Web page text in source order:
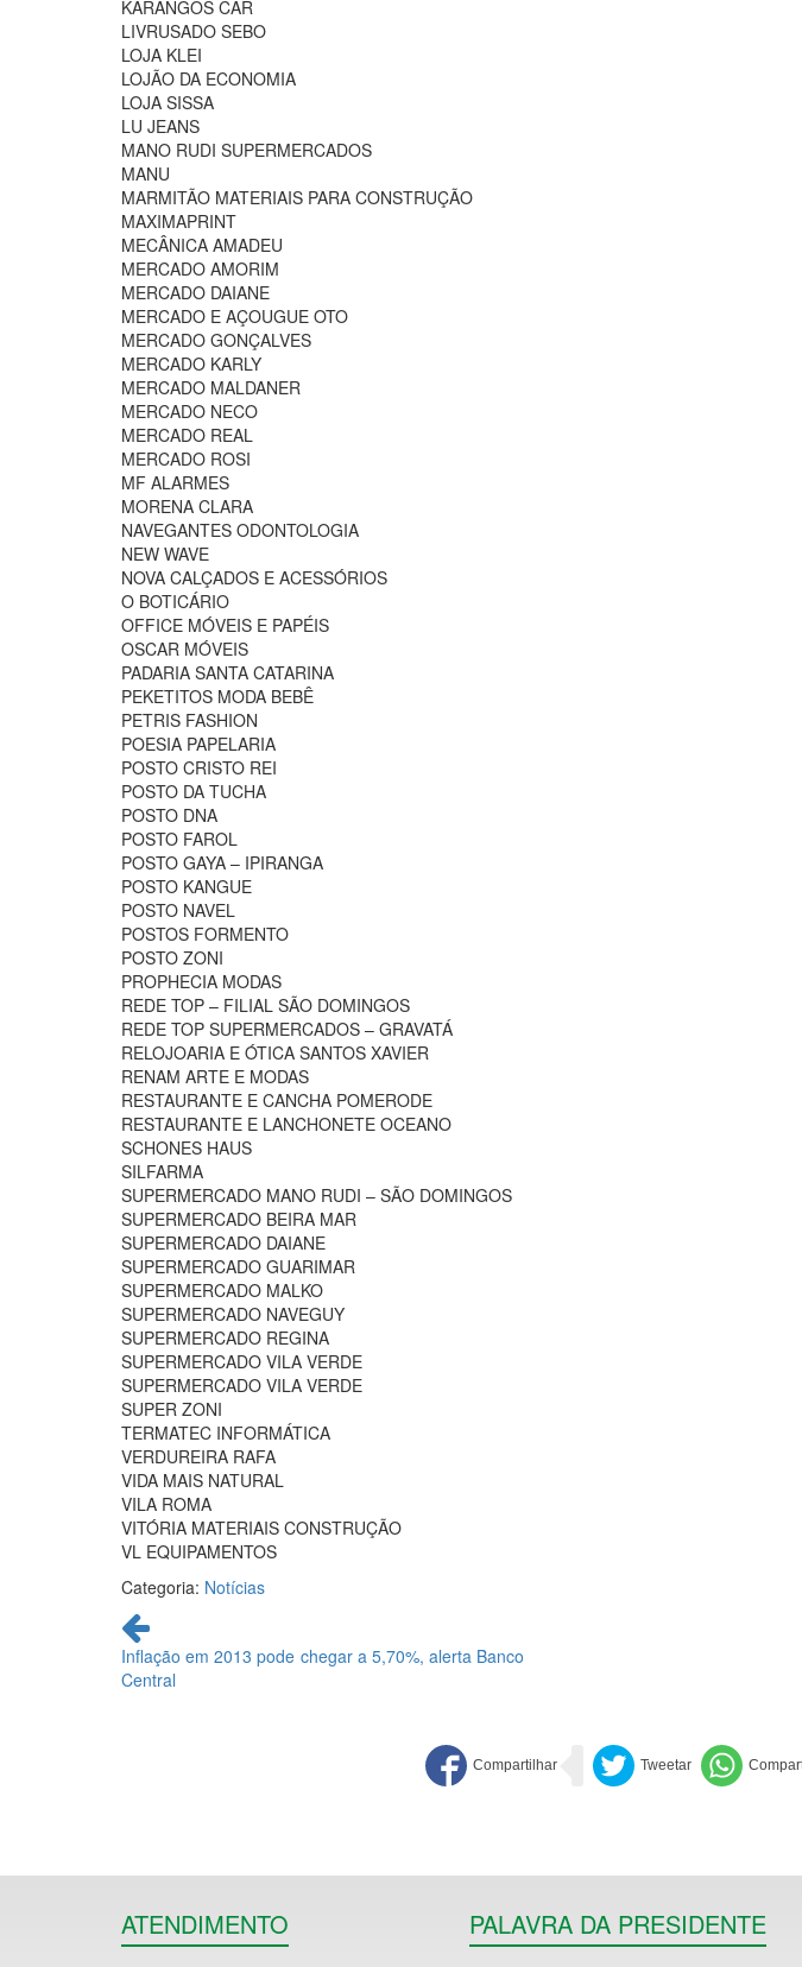
KARANGOS CAR
LIVRUSADO SEBO
LOJA KLEI
LOJÃO DA ECONOMIA
LOJA SISSA
LU JEANS
MANO RUDI SUPERMERCADOS
MANU
MARMITÃO MATERIAIS PARA CONSTRUÇÃO
MAXIMAPRINT
MECÂNICA AMADEU
MERCADO AMORIM
MERCADO DAIANE
MERCADO E AÇOUGUE OTO
MERCADO GONÇALVES
MERCADO KARLY
MERCADO MALDANER
MERCADO NECO
MERCADO REAL
MERCADO ROSI
MF ALARMES
MORENA CLARA
NAVEGANTES ODONTOLOGIA
NEW WAVE
NOVA CALÇADOS E ACESSÓRIOS
O BOTICÁRIO
OFFICE MÓVEIS E PAPÉIS
OSCAR MÓVEIS
PADARIA SANTA CATARINA
PEKETITOS MODA BEBÊ
PETRIS FASHION
POESIA PAPELARIA
POSTO CRISTO REI
POSTO DA TUCHA
POSTO DNA
POSTO FAROL
POSTO GAYA – IPIRANGA
POSTO KANGUE
POSTO NAVEL
POSTOS FORMENTO
POSTO ZONI
PROPHECIA MODAS
REDE TOP – FILIAL SÃO DOMINGOS
REDE TOP SUPERMERCADOS – GRAVATÁ
RELOJOARIA E ÓTICA SANTOS XAVIER
RENAM ARTE E MODAS
RESTAURANTE E CANCHA POMERODE
RESTAURANTE E LANCHONETE OCEANO
SCHONES HAUS
SILFARMA
SUPERMERCADO MANO RUDI – SÃO DOMINGOS
SUPERMERCADO BEIRA MAR
SUPERMERCADO DAIANE
SUPERMERCADO GUARIMAR
SUPERMERCADO MALKO
SUPERMERCADO NAVEGUY
SUPERMERCADO REGINA
SUPERMERCADO VILA VERDE
SUPERMERCADO VILA VERDE
SUPER ZONI
TERMATEC INFORMÁTICA
VERDUREIRA RAFA
VIDA MAIS NATURAL
VILA ROMA
VITÓRIA MATERIAIS CONSTRUÇÃO
VL EQUIPAMENTOS
Categoria: Notícias
Continue
lendo
Inflação em 2013 pode chegar a 5,70%, alerta Banco
Central
ATENDIMENTO PALAVRA DA PRESIDENTE